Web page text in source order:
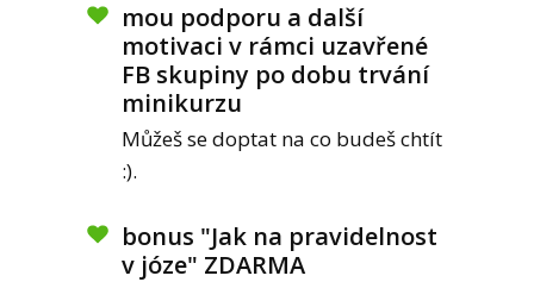
mou podporu a další
motivaci v rámci uzavřené
FB skupiny po dobu trvání
minikurzu
Můžeš se doptat na co budeš chtít
:).
bonus "Jak na pravidelnost
v józe" ZDARMA